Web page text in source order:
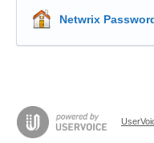
Netwrix